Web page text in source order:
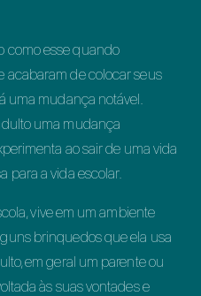
como esse quando
acabaram de colocar seus
uma mudança notável.
uma mudança
ao sair de uma vida
para a vida escolar.
vive em um ambiente
brinquedos que ela usa
em geral um parente ou
às suas vontades e